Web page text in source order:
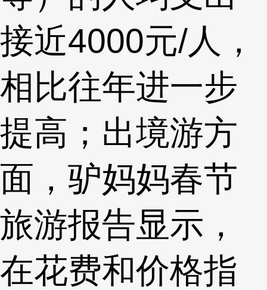
接近4000元/人，
相比往年进一步
提高；出境游方
面，驴妈妈春节
旅游报告显示，
在花费和价格指